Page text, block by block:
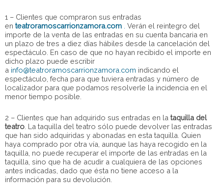
1 – Clientes que compraron sus entradas
en teatroramoscarrionzamora.com
Verán el reintegro del
importe de la venta de las entradas en su cuenta bancaria en
un plazo de tres a diez días hábiles desde la cancelación del
espectáculo. En caso de que no hayan recibido el importe en
dicho plazo puede escribir
a info@teatroramoscarrionzamora.com indicando el
espectáculo, fecha para que tuviera entradas y número de
localizador para que podamos resolverle la incidencia en el
menor tiempo posible.
2 – Clientes que han adquirido sus entradas en la taquilla del
teatro . La taquilla del teatro sólo puede devolver las entradas
que han sido adquiridas y abonadas en esta taquilla. Quien
haya comprado por otra vía, aunque las haya recogido en la
taquilla, no puede recuperar el importe de las entradas en la
taquilla, sino que ha de acudir a cualquiera de las opciones
antes indicadas, dado que ésta no tiene acceso a la
información para su devolución.